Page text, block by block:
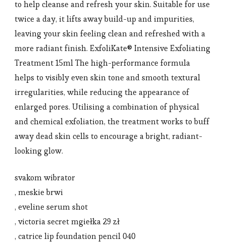
to help cleanse and refresh your skin. Suitable for use
twice a day, it lifts away build-up and impurities,
leaving your skin feeling clean and refreshed with a
more radiant finish. ExfoliKate® Intensive Exfoliating
Treatment 15ml The high-performance formula
helps to visibly even skin tone and smooth textural
irregularities, while reducing the appearance of
enlarged pores. Utilising a combination of physical
and chemical exfoliation, the treatment works to buff
away dead skin cells to encourage a bright, radiant-
looking glow.
svakom wibrator
, meskie brwi
, eveline serum shot
, victoria secret mgiełka 29 zł
, catrice lip foundation pencil 040